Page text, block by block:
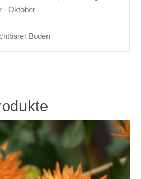
- Oktober
Boden